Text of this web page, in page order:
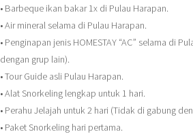
• Barbeque ikan bakar 1x di Pulau Harapan.
• Air mineral selama di Pulau Harapan.
• Penginapan jenis HOMESTAY “AC” selama di
dengan grup lain).
• Tour Guide asli Pulau Harapan.
• Alat Snorkeling lengkap untuk 1 hari.
• Perahu Jelajah untuk 2 hari (Tidak di gabung
• Paket Snorkeling hari pertama.